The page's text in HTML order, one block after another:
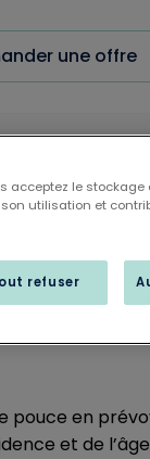
une offre
je
?
pouce en
et de
acceptez le
utilisation et
refuser